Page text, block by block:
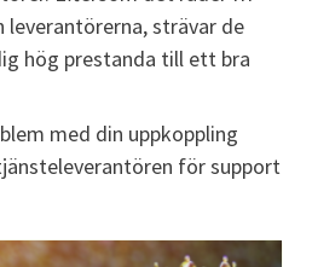
leverantörerna, strävar de
hög prestanda till ett bra
med din uppkoppling
för support